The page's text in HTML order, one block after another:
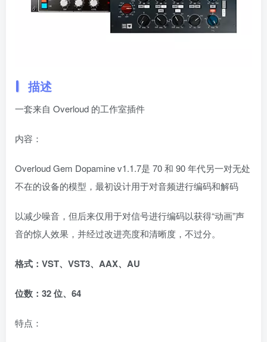
描述
一套来自 Overloud 的工作室插件
内容：
Overloud Gem Dopamine v1.1.7是 70 和 90 年代另一对无处
不在的设备的模型，最初设计用于对音频进行编码和解码
以减少噪音，但后来仅用于对信号进行编码以获得“动画”声
音的惊人效果，并经过改进亮度和清晰度，不过分。
格式：VST、VST3、AAX、AU
位数：32 位、64
特点：